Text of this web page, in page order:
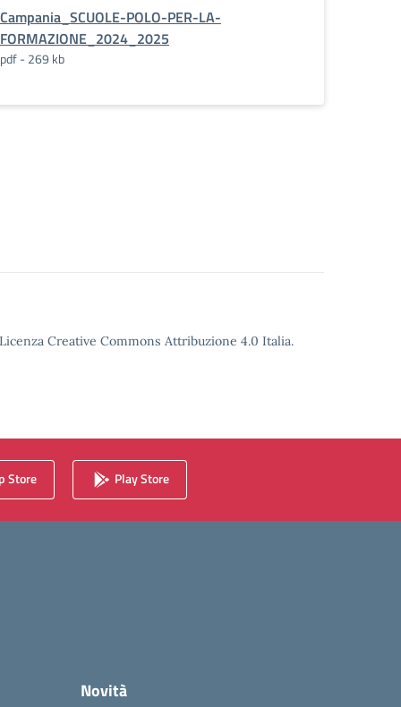
Campania_SCUOLE-POLO-PER-LA-
FORMAZIONE_2024_2025
pdf - 269 kb
Creative Commons Attribuzione 4.0 Italia.
Store Play Store
Novità